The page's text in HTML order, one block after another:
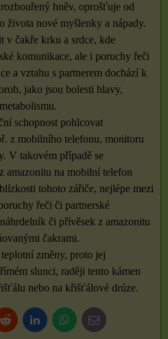
hněv, oprošťuje od
života nové myšlenky a nápady.
v čakře krku a srdce, kde
komunikace, ale i poruchy řeči
a vztahu s partnerem dochází k
jako jsou bolesti hlavy,
schopnost pohlcovat
z mobilního telefonu, monitoru
V takovém případě se
amazonitu na mobilní telefon
tohoto zářiče, nejlépe mezi
řeči či partnerské
či přívěsek z amazonitu
čakrami.
změny, proto jej
slunci, raději tento kámen
nebo na křišťálové drúze.
Reddit LinkedInWhatsApp
E-
mail